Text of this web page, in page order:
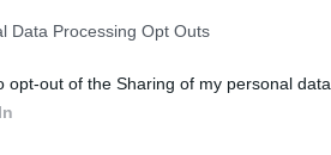
Data Processing Opt Outs
opt-out of the Sharing of my personal data.